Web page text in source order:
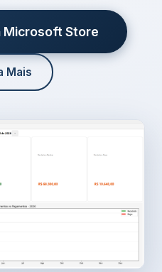
Microsoft Store
Mais